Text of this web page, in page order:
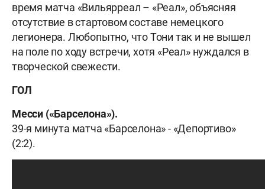
время матча «Вильярреал – «Реал», объясняя
отсутствие в стартовом составе немецкого
легионера. Любопытно, что Тони так и не вышел
на поле по ходу встречи, хотя «Реал» нуждался в
творческой свежести.
ГОЛ
Месси («Барселона»).
39-я минута матча «Барселона» - «Депортиво»
(2:2).